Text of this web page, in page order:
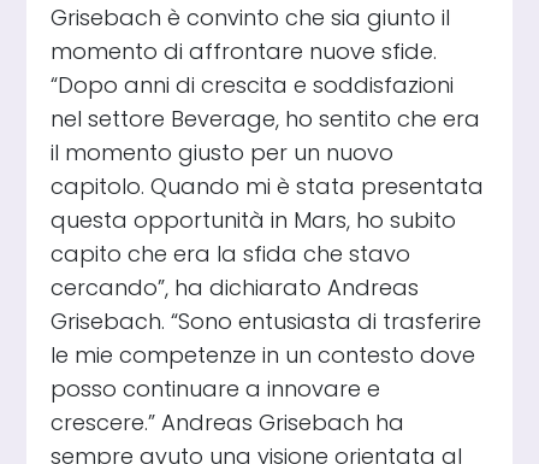
Grisebach è convinto che sia giunto il
momento di affrontare nuove sfide.
“Dopo anni di crescita e soddisfazioni
nel settore Beverage, ho sentito che era
il momento giusto per un nuovo
capitolo. Quando mi è stata presentata
questa opportunità in Mars, ho subito
capito che era la sfida che stavo
cercando”, ha dichiarato Andreas
Grisebach. “Sono entusiasta di trasferire
le mie competenze in un contesto dove
posso continuare a innovare e
crescere.” Andreas Grisebach ha
sempre avuto una visione orientata al